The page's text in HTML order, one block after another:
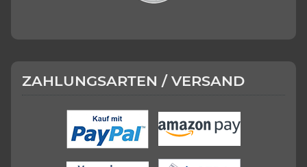
ZAHLUNGSARTEN / VERSAND